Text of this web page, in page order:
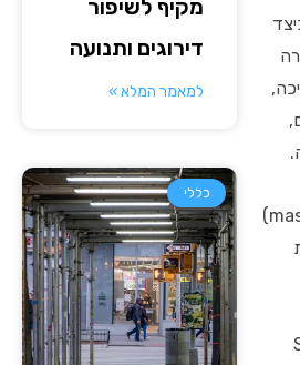
מקיף לשיפור
דירוגים ותנועה
למאמר המלא »
כללי